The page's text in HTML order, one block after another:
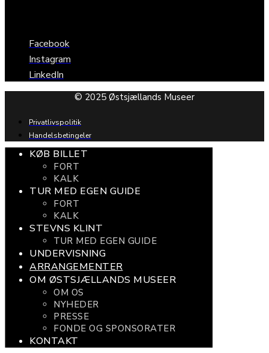
Facebook
Instagram
LinkedIn
© 2025 Østsjællands Museer
Privatlivspolitik
Handelsbetingeler
KØB BILLET
FORT
KALK
TUR MED EGEN GUIDE
FORT
KALK
STEVNS KLINT
TUR MED EGEN GUIDE
UNDERVISNING
ARRANGEMENTER
OM ØSTSJÆLLANDS MUSEER
OM OS
NYHEDER
PRESSE
FONDE OG SPONSORATER
KONTAKT